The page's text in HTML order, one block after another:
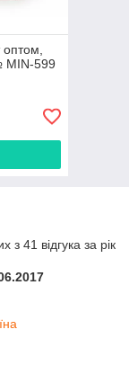
оптом,
MIN-599
з 41 відгука за рік